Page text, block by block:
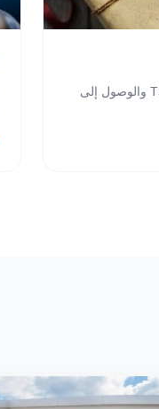
اعتماد المنتج لـ CE و TSE والوصول إلى